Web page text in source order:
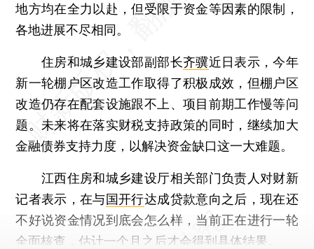
地方均在全力以赴，但受限于资金等因素的限制，
各地进展不尽相同。
住房和城乡建设部副部长齐骥近日表示，今年
新一轮棚户区改造工作取得了积极成效，但棚户区
改造仍存在配套设施跟不上、项目前期工作慢等问
题。未来将在落实财税支持政策的同时，继续加大
金融债券支持力度，以解决资金缺口这一大难题。
江西住房和城乡建设厅相关部门负责人对财新
记者表示，在与国开行达成贷款意向之后，现在还
不好说资金情况到底会怎么样，当前正在进行一轮
全面核查，估计一个月之后才会得到具体结果。